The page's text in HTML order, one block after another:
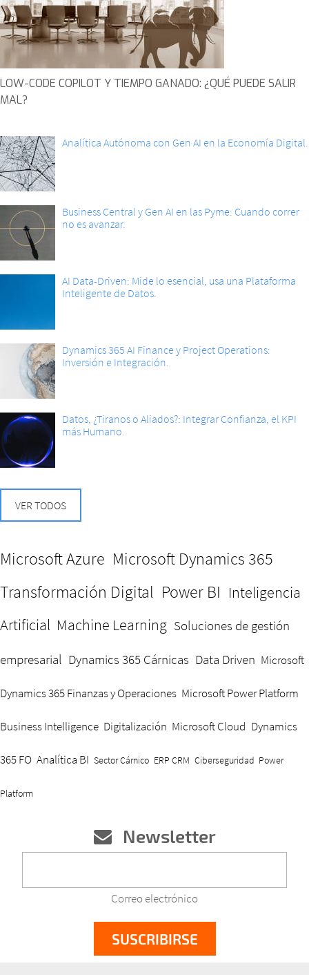
LOW-CODE COPILOT Y TIEMPO GANADO: ¿QUÉ PUEDE SALIR
MAL?
Analítica Autónoma con Gen AI en la Economía Digital.
Business Central y Gen AI en las Pyme: Cuando correr
no es avanzar.
AI Data-Driven: Mide lo esencial, usa una Plataforma
Inteligente de Datos.
Dynamics 365 AI Finance y Project Operations:
Inversión e Integración.
Datos, ¿Tiranos o Aliados?: Integrar Confianza, el KPI
más Humano.
VER TODOS
Microsoft Azure Microsoft Dynamics 365
Transformación Digital Power BI Inteligencia
Artificial Machine Learning Soluciones de gestión
empresarial Dynamics 365 Cárnicas Data Driven Microsoft
Dynamics 365 Finanzas y Operaciones Microsoft Power Platform
Business Intelligence Digitalización Microsoft Cloud Dynamics
365 FO Analítica BI Sector Cárnico ERP CRM Ciberseguridad Power
Platform
Newsletter
Correo electrónico